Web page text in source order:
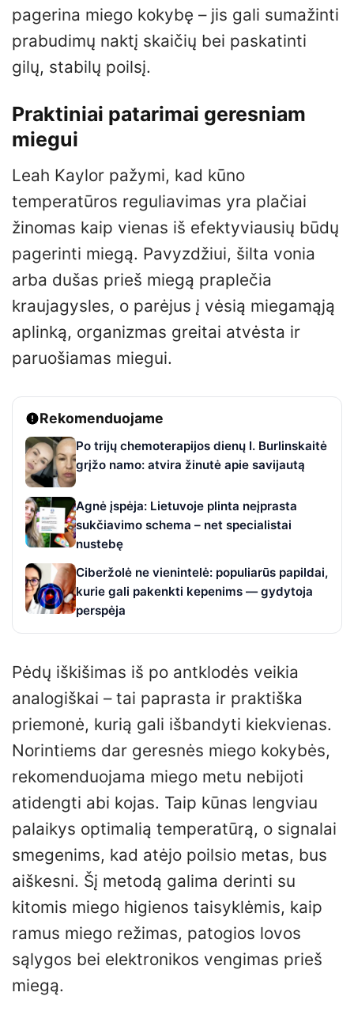
pagerina miego kokybę – jis gali sumažinti
prabudimų naktį skaičių bei paskatinti
gilų, stabilų poilsį.
Praktiniai patarimai geresniam
miegui
Leah Kaylor pažymi, kad kūno
temperatūros reguliavimas yra plačiai
žinomas kaip vienas iš efektyviausių būdų
pagerinti miegą. Pavyzdžiui, šilta vonia
arba dušas prieš miegą praplečia
kraujagysles, o parėjus į vėsią miegamąją
aplinką, organizmas greitai atvėsta ir
paruošiamas miegui.
Rekomenduojame
Po trijų chemoterapijos dienų I. Burlinskaitė
grįžo namo: atvira žinutė apie savijautą
Agnė įspėja: Lietuvoje plinta neįprasta
sukčiavimo schema – net specialistai
nustebę
Ciberžolė ne vienintelė: populiarūs papildai,
kurie gali pakenkti kepenims — gydytoja
perspėja
Pėdų iškišimas iš po antklodės veikia
analogiškai – tai paprasta ir praktiška
priemonė, kurią gali išbandyti kiekvienas.
Norintiems dar geresnės miego kokybės,
rekomenduojama miego metu nebijoti
atidengti abi kojas. Taip kūnas lengviau
palaikys optimalią temperatūrą, o signalai
smegenims, kad atėjo poilsio metas, bus
aiškesni. Šį metodą galima derinti su
kitomis miego higienos taisyklėmis, kaip
ramus miego režimas, patogios lovos
sąlygos bei elektronikos vengimas prieš
miegą.